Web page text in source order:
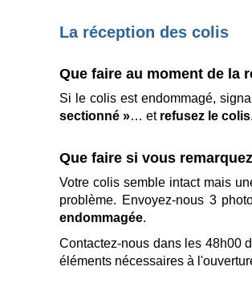
La réception des colis
Que faire au moment de la
Si le colis est endommagé,
sectionné »… et refusez le colis
Que faire si vous
Votre colis semble intact mais
problème. Envoyez-nous 3
endommagée.
Contactez-nous dans les 48h00
éléments nécessaires à